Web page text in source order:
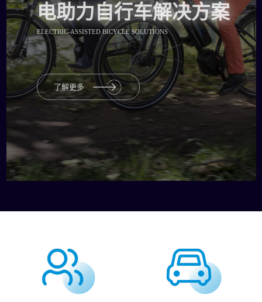
电助力自行车解决方案
ELECTRIC-ASSISTED BICYCLE SOLUTIONS
了解更多